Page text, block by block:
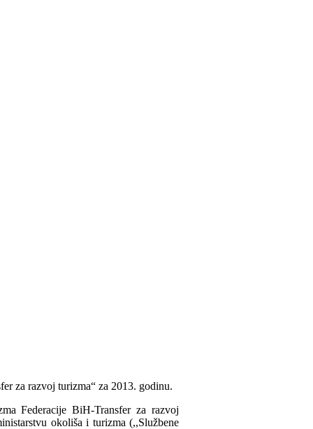
za razvoj turizma“ za 2013. godinu.
Federacije BiH-Transfer za razvoj
okoliša i turizma (,,Službene